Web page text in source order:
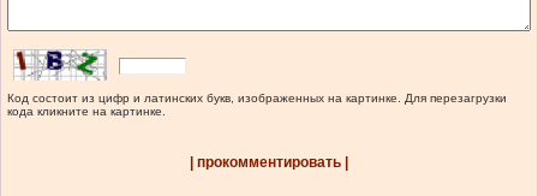
Код состоит из цифр и латинских букв, изображенных на картинке. Для перезагрузки
кода кликните на картинке.
| прокомментировать |